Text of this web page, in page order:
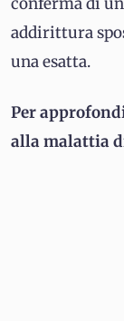
addirittura
una esatta.
Per
alla malattia